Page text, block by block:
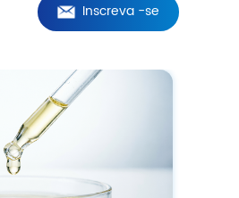
Inscreva -se